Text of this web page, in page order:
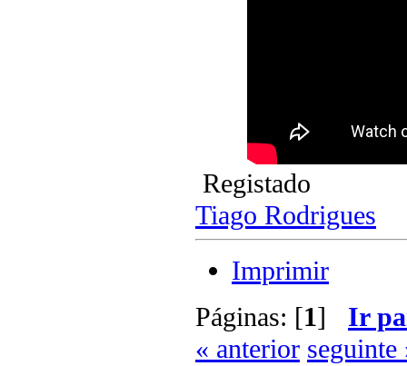
Registado
Tiago Rodrigues
Imprimir
Páginas: [1] Ir
« anterior seguinte